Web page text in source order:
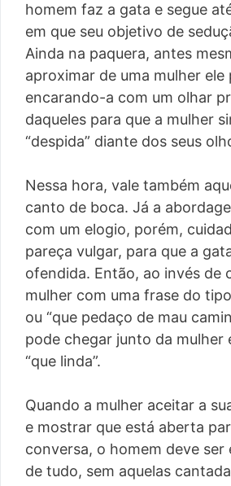
homem faz a gata e segue
em que seu objetivo de
Ainda na paquera, antes
aproximar de uma mulher ele
encarando-a com um olhar
daqueles para que a mulher
“despida” diante dos seus
Nessa hora, vale também
canto de boca. Já a
com um elogio, porém,
pareça vulgar, para que a
ofendida. Então, ao invés de
mulher com uma frase do
ou “que pedaço de mau
pode chegar junto da mulher
“que linda”.
Quando a mulher aceitar a
e mostrar que está aberta
conversa, o homem deve ser
de tudo, sem aquelas